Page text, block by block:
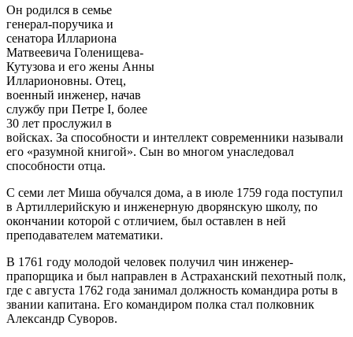
Он родился в семье
генерал-поручика и
сенатора Иллариона
Матвеевича Голенищева-
Кутузова и его жены Анны
Илларионовны. Отец,
военный инженер, начав
службу при Петре I, более
30 лет прослужил в
войсках. За способности и интеллект современники называли
его «разумной книгой». Сын во многом унаследовал
способности отца.
С семи лет Миша обучался дома, а в июле 1759 года поступил
в Артиллерийскую и инженерную дворянскую школу, по
окончании которой с отличием, был оставлен в ней
преподавателем математики.
В 1761 году молодой человек получил чин инженер-
прапорщика и был направлен в Астраханский пехотный полк,
где с августа 1762 года занимал должность командира роты в
звании капитана. Его командиром полка стал полковник
Александр Суворов.